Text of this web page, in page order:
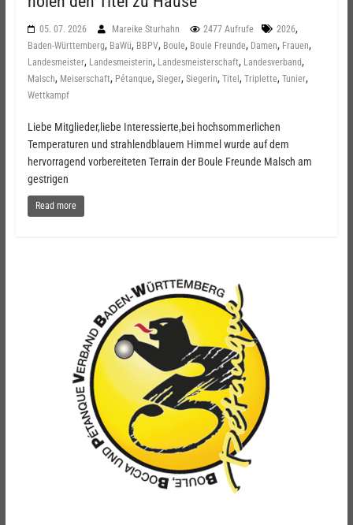
05. 07. 2026 Mareike Sturhahn 2477 Aufrufe 2026,
Baden-Württemberg, BaWü, BBPV, Boule, Boule Freunde, Damen, Frauen,
Landesmeister, Landesmeisterin, Landesmeisterschaft, Landesverband,
Malsch, Meiserschaft, Pétanque, Sieger, Siegerin, Titel, Triplette, Tunier,
Wettkampf
Liebe Mitglieder,liebe Interessierte,bei hochsommerlichen
Temperaturen und strahlendblauem Himmel wurde auf dem
hervorragend vorbereiteten Terrain der Boule Freunde Malsch am
gestrigen
Read more